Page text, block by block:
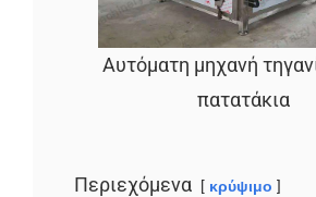
Αυτόματη μηχανή
πατατάκια
Περιεχόμενα κρύψιμο